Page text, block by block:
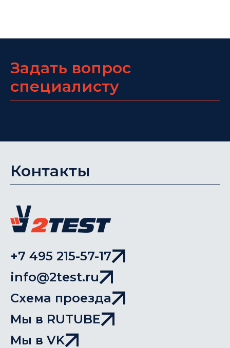
Задать вопрос
специалисту
Контакты
+7 495 215-57-17
info@2test.ru
Схема проезда
Мы в RUTUBE
Мы в VK